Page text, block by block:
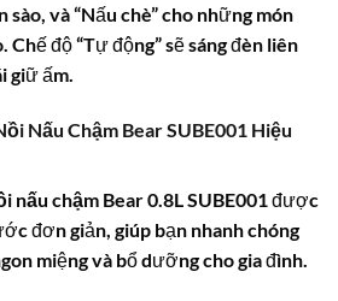
và “Nấu chè” cho những món
Chế độ “Tự động” sẽ sáng đèn liên
giữ ấm.
Nấu Chậm Bear SUBE001 Hiệu
nấu chậm Bear 0.8L SUBE001 được
đơn giản, giúp bạn nhanh chóng
miệng và bổ dưỡng cho gia đình.